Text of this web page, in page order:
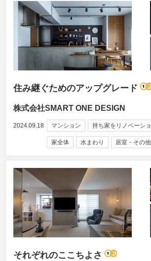
住み継ぐためのアップグレード
株式会社SMART ONE DESIGN
2024.09.18 マンション 持ち家をリノベーシ
家全体 水まわり 居室・その他
それぞれのここちよさ